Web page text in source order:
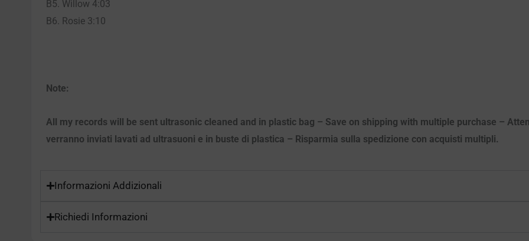
B5. Willow 4:03
B6. Rosie 3:10
Note:
All my records will be sent ultrasonic cleaned and in plastic bag – Save on shipping with multiple purchase –
verranno inviati lavati ad ultrasuoni e in buste di plastica – Risparmia sulla spedizione con acquisti multipli.
Informazioni Addizionali
Richiedi Informazioni